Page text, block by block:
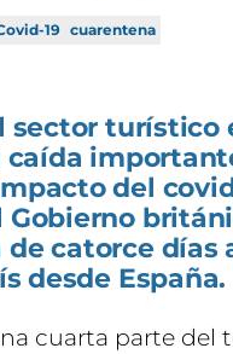
19 cuarentena
sector turístico
del
catorce días
desde España.
cuarta parte del